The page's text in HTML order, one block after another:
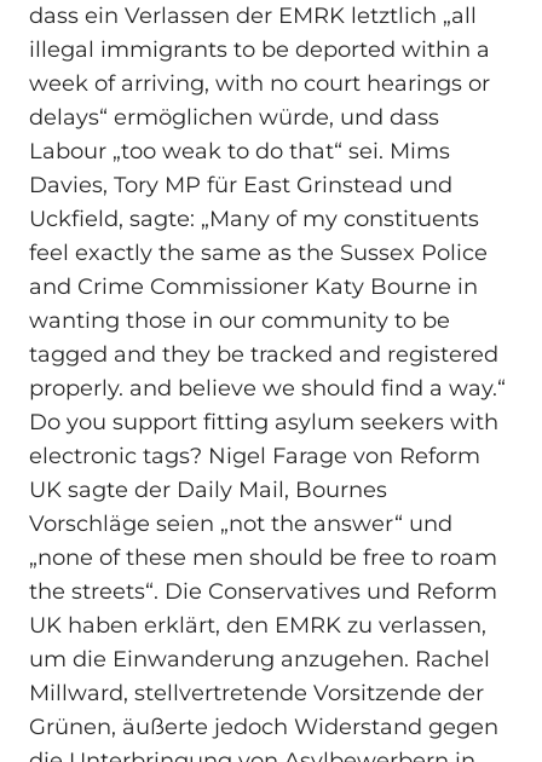
dass ein Verlassen der EMRK letztlich „all
illegal immigrants to be deported within a
week of arriving, with no court hearings or
delays“ ermöglichen würde, und dass
Labour „too weak to do that“ sei. Mims
Davies, Tory MP für East Grinstead und
Uckfield, sagte: „Many of my constituents
feel exactly the same as the Sussex Police
and Crime Commissioner Katy Bourne in
wanting those in our community to be
tagged and they be tracked and registered
properly. and believe we should find a way.“
Do you support fitting asylum seekers with
electronic tags? Nigel Farage von Reform
UK sagte der Daily Mail, Bournes
Vorschläge seien „not the answer“ und
„none of these men should be free to roam
the streets“. Die Conservatives und Reform
UK haben erklärt, den EMRK zu verlassen,
um die Einwanderung anzugehen. Rachel
Millward, stellvertretende Vorsitzende der
Grünen, äußerte jedoch Widerstand gegen